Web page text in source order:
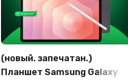
(новый. запечатан.)
Планшет Samsung Galaxy